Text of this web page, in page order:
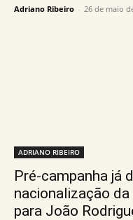
Adriano Ribeiro - 26 de maio
ADRIANO RIBEIRO
Pré-campanha já
nacionalização
para João